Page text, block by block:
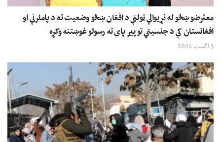
معترضو ښځو له نړیوالې ټولنې د افغان ښځو وضعیت ته د پاملرنې او
افغانستان کې د جنسیتي توپیر پای ته رسولو غوښتنه وکړه
3 اگست 2026